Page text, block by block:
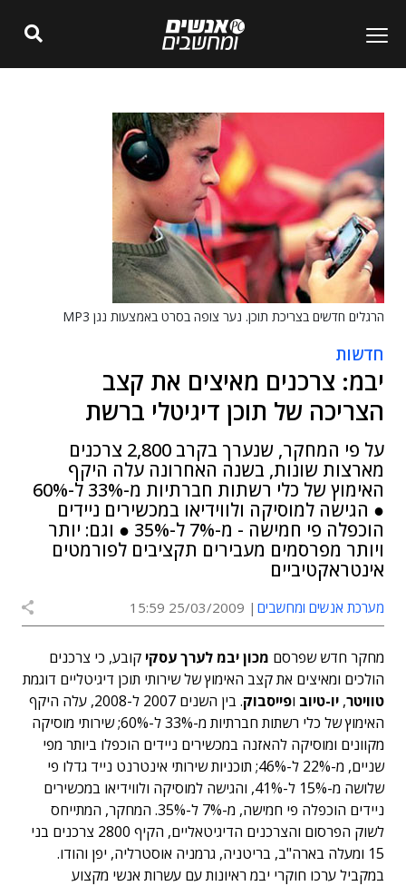
הרגלים חדשים בצריכת תוכן. נער צופה בסרט באמצעות נגן MP3
חדשות
יבמ: צרכנים מאיצים את קצב
הצריכה של תוכן דיגיטלי ברשת
על פי המחקר, שנערך בקרב 2,800 צרכנים
מארצות שונות, בשנה האחרונה עלה היקף
האימוץ של כלי רשתות חברתיות מ-33% ל-60%
● הגישה למוסיקה ולווידיאו במכשירים ניידים
הוכפלה פי חמישה - מ-7% ל-35% ● וגם: יותר
ויותר מפרסמים מעבירים תקציבים לפורמטים
אינטראקטיביים
מערכת אנשים ומחשבים 25/03/2009 15:59
מחקר חדש שפרסם מכון יבמ לערך עסקי קובע, כי צרכנים
הולכים ומאיצים את קצב האימוץ של שירותי תוכן דיגיטליים דוגמת
טוויטר, יו-טיוב ופייסבוק
. בין השנים 2007 ל-2008, עלה היקף
האימוץ של כלי רשתות חברתיות מ-33% ל-60%; שירותי מוסיקה
מקוונים ומוסיקה להאזנה במכשירים ניידים הוכפלו ביותר מפי
שניים, מ-22% ל-46%; תוכניות שירותי אינטרנט נייד גדלו פי
שלושה מ-15% ל-41%, והגישה למוסיקה ולווידיאו במכשירים
ניידים הוכפלה פי חמישה, מ-7% ל-35%. המחקר, המתייחס
לשוק הפרסום והצרכנים הדיגיטאליים, הקיף 2800 צרכנים בני
15 ומעלה בארה"ב, בריטניה, גרמניה אוסטרליה, יפן והודו.
במקביל ערכו חוקרי יבמ ראיונות עם עשרות אנשי מקצוע